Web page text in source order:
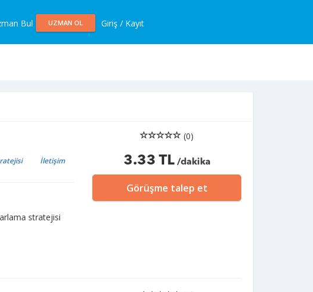
Bul UZMAN OL Giriş / Kayıt
İletişim
stratejisi
(0)
3.33 TL/dakika
Görüşme talep et